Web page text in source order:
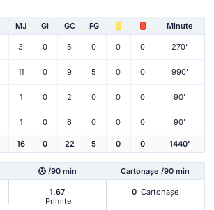
MJ Gl GC FG Minute
3 0 5 0 0 0 270'
11 0 9 5 0 0 990'
1 0 2 0 0 0 90'
1 0 6 0 0 0 90'
16 0 22 5 0 0 1440'
/90 min Cartonașe /90 min
1.67
Primite
0 Cartonașe